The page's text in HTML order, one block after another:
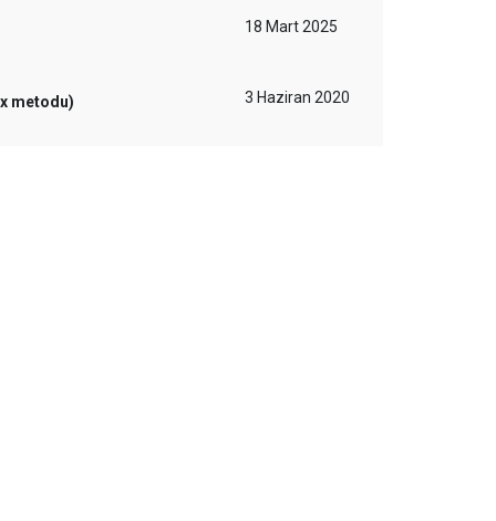
18 Mart 2025
metodu)
3 Haziran 2020